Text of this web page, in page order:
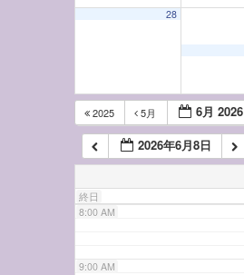
28
2025 5月 6月 2026
2026年6月8日
終日
6:00 AM
7:00 AM
8:00 AM
9:00 AM